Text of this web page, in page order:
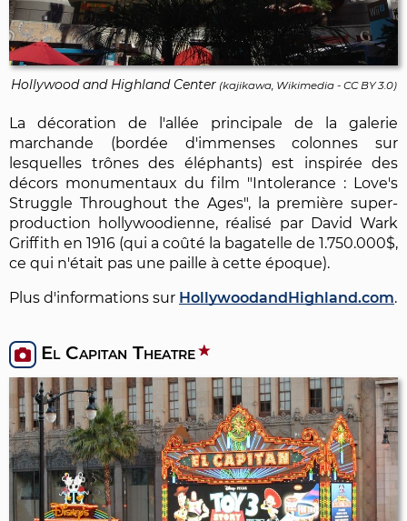
Hollywood and Highland Center(kajikawa, Wikimedia- CC BY 3.0)
La décoration de l'allée principale de la galerie
marchande (bordée d'immenses colonnes sur
lesquelles trônes des éléphants) est inspirée des
décors monumentaux du film "Intolerance : Love's
Struggle Throughout the Ages", la première super-
production hollywoodienne, réalisé par David Wark
Griffith en 1916 (qui a coûté la bagatelle de 1.750.000$,
ce qui n'était pas une paille à cette époque).
Plus d'informations sur HollywoodandHighland.com.
El Capitan Theatre